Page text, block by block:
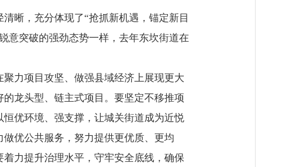
晰，充分体现了“抢抓新机遇，锚定新目
意突破的强劲态势一样，去年东坎街道在
力项目攻坚、做强县域经济上展现更大
龙头型、链主式项目。要坚定不移推项
优环境、强支撑，让城关街道成为近悦
优公共服务，努力提供更优质、更均
力提升治理水平，守牢安全底线，确保